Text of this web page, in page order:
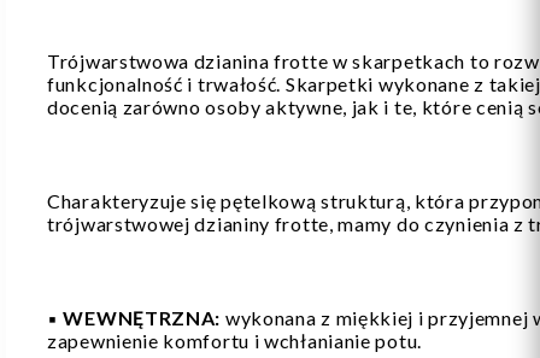
Trójwarstwowa dzianina frotte w skarpetkach to
funkcjonalność i trwałość. Skarpetki wykonane z
docenią zarówno osoby aktywne, jak i te, które cenią
Charakteryzuje się pętelkową strukturą, która
trójwarstwowej dzianiny frotte, mamy do czynienia z
▪️ WEWNĘTRZNA: wykonana z miękkiej i przyjemnej
zapewnienie komfortu i wchłanianie potu.